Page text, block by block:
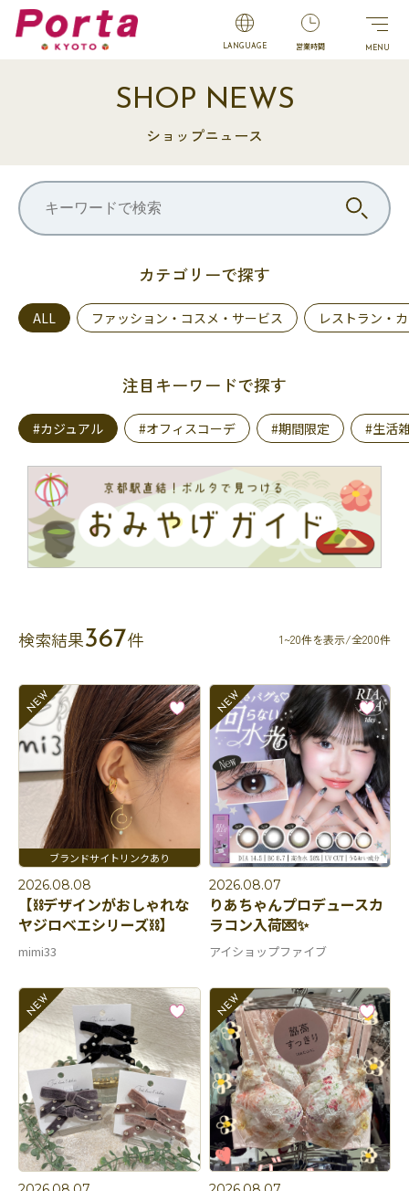
LANGUAGE 営業時間
SHOP NEWS
ショップニュース
カテゴリーで探す
ALL ファッション・コスメ・サービス レストラン・
注目キーワードで探す
#カジュアル #オフィスコーデ #期間限定 #生活
検索結果367件 1~20件を表示/全200件
2026.08.08
【⛓️デザインがおしゃれな
ヤジロベエシリーズ⛓️】
mimi33
2026.08.07
りあちゃんプロデュースカ
ラコン入荷💌✨
アイショップファイブ